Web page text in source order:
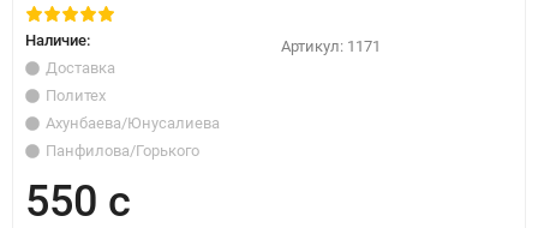
Наличие:
Доставка
Политех
Ахунбаева/Юнусалиева
Панфилова/Горького
Артикул: 1171
550 с